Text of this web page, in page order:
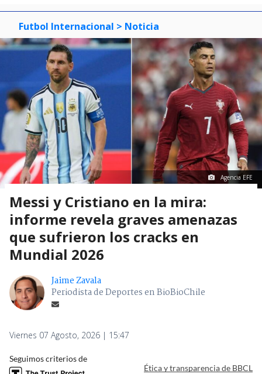
Futbol Internacional > Noticia
Agencia EFE
Messi y Cristiano en la mira:
informe revela graves amenazas
que sufrieron los cracks en
Mundial 2026
Jaime Zavala
Periodista de Deportes en BioBioChile
Viernes 07 Agosto, 2026 | 15:47
Seguimos criterios de
Ética y transparencia de BBCL